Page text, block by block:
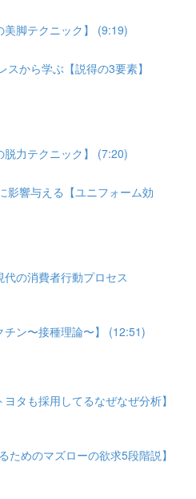
美脚テクニック】 (9:19)
スから学ぶ【説得の3要素】
脱力テクニック】 (7:20)
影響与える【ユニフォーム効
代の消費者行動プロセス
チン〜接種理論〜】 (12:51)
タも採用してるなぜなぜ分析】
ためのマズローの欲求5段階説】